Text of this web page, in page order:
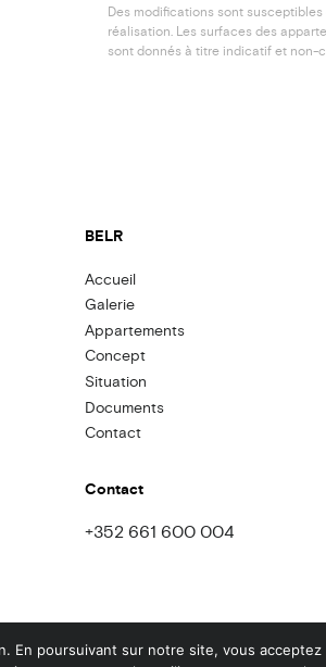
Des modifications sont
réalisation. Les surfaces des
sont donnés à titre indicatif et non-
Contact
+352 661 600 004
BELR
Accueil
Galerie
Appartements
Concept
Situation
Documents
Contact
poursuivant sur notre site, vous acceptez